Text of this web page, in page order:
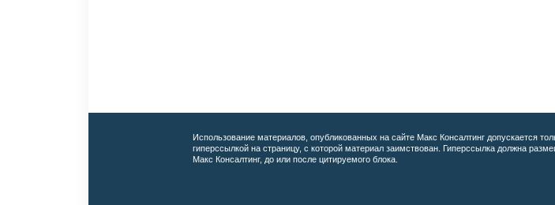
Использование материалов, опубликованных на сайте Макс Консалтинг допускается
гиперссылкой на страницу, с которой материал заимствован. Гиперссылка должна
Макс Консалтинг, до или после цитируемого блока.